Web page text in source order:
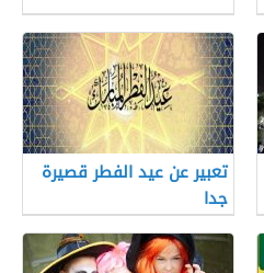
تعبير عن عيد الفطر قصيرة
جدا